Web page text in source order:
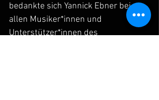
bedankte sich Yannick Ebner bei
allen Musiker*innen und
Unterstützer*innen des